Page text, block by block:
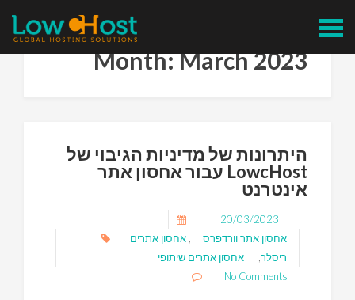
content
Month:March 2023
היתרונות של מדיניות הגיבוי של
LowcHost עבור אחסון אתר
אינטרנט
20/03/2023
אחסון אתר וורדפרס
אחסון אתרים
ריסלר
אחסון אתרים שיתופי
No Comments